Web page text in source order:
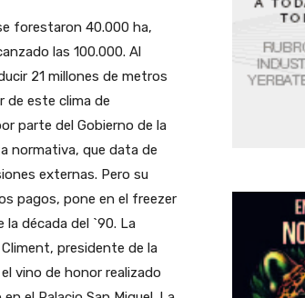
forestaron 40.000 ha,
las 100.000. Al
21 millones de metros
de este clima de
parte del Gobierno de la
normativa, que data de
externas. Pero su
pagos, pone en el freezer
década del `90. La
presidente de la
vino de honor realizado